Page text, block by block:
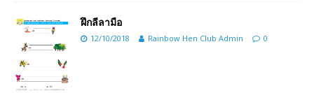
ฝึกลีลามือ
12/10/2018 Rainbow Hen Club Admin 0